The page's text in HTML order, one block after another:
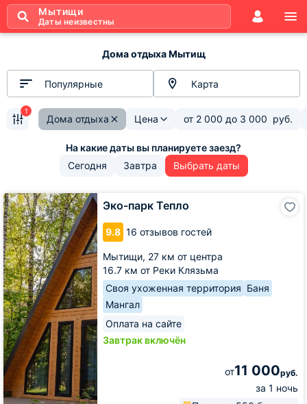
Мытищи
Даты неизвестны
Дома отдыха Мытищ
Популярные Карта
Дома отдыха Цена от 2 000 до 3 000 руб.
1
Сегодня Завтра Выбрать даты
Эко-парк Тепло
9.8 16 отзывов гостей
Мытищи, 27 км от центра
16.7 км от Реки Клязьма
Своя ухоженная территория Баня
Мангал
Оплата на сайте
Завтрак включён
от11 000руб.
за 1 ночь
Эко-
парк
Тепло